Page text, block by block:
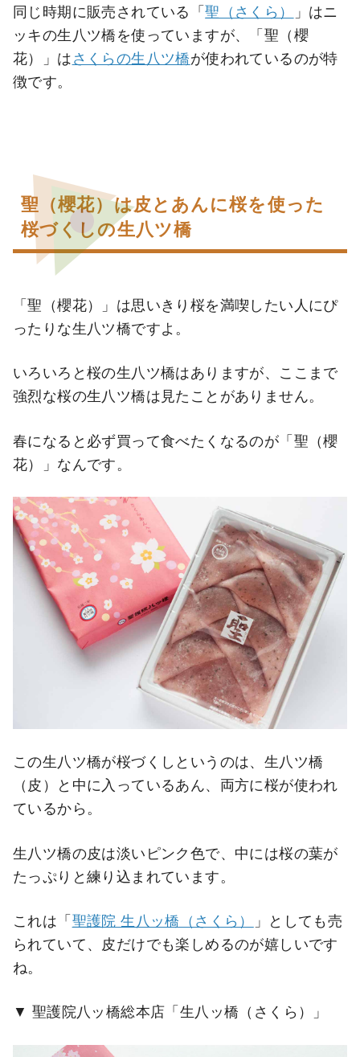
同じ時期に販売されている「聖（さくら）
」はニ
ッキの生八ツ橋を使っていますが、「聖（櫻
花）」はさくらの生八ツ橋が使われているのが特
徴です。
聖（櫻花）は皮とあんに桜を使った
桜づくしの生八ツ橋
「聖（櫻花）」は思いきり桜を満喫したい人にぴ
ったりな生八ツ橋ですよ。
いろいろと桜の生八ツ橋はありますが、ここまで
強烈な桜の生八ツ橋は見たことがありません。
春になると必ず買って食べたくなるのが「聖（櫻
花）」なんです。
この生八ツ橋が桜づくしというのは、生八ツ橋
（皮）と中に入っているあん、両方に桜が使われ
ているから。
生八ツ橋の皮は淡いピンク色で、中には桜の葉が
たっぷりと練り込まれています。
これは「聖護院 生八ッ橋（さくら）
」としても売
られていて、皮だけでも楽しめるのが嬉しいです
ね。
聖護院八ッ橋総本店「生八ッ橋（さくら）」